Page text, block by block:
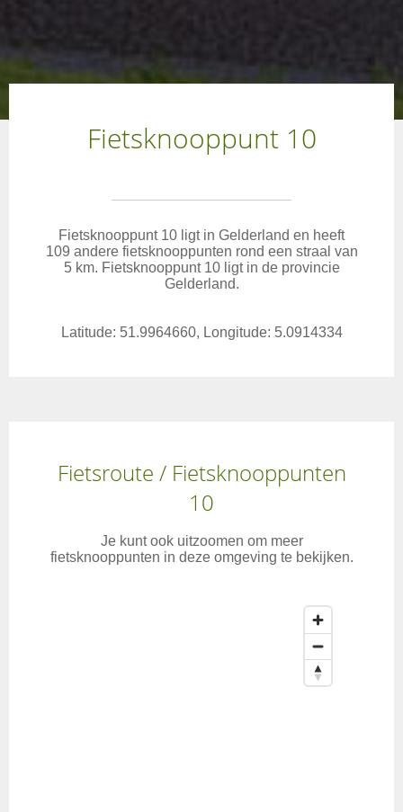
Fietsknooppunt 10
Fietsknooppunt 10 ligt in Gelderland en heeft
109 andere fietsknooppunten rond een straal van
5 km. Fietsknooppunt 10 ligt in de provincie
Gelderland.
Latitude: 51.9964660, Longitude: 5.0914334
Fietsroute / Fietsknooppunten
10
Je kunt ook uitzoomen om meer
fietsknooppunten in deze omgeving te bekijken.